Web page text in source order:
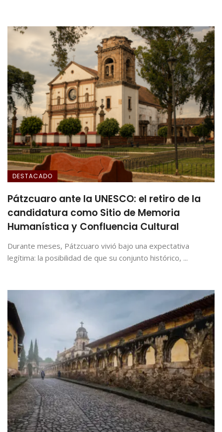
DESTACADO
Pátzcuaro ante la UNESCO: el retiro de la
candidatura como Sitio de Memoria
Humanística y Confluencia Cultural
Durante meses, Pátzcuaro vivió bajo una expectativa
legítima: la posibilidad de que su conjunto histórico, ...